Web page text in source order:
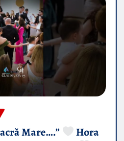
Mare….”
Hora